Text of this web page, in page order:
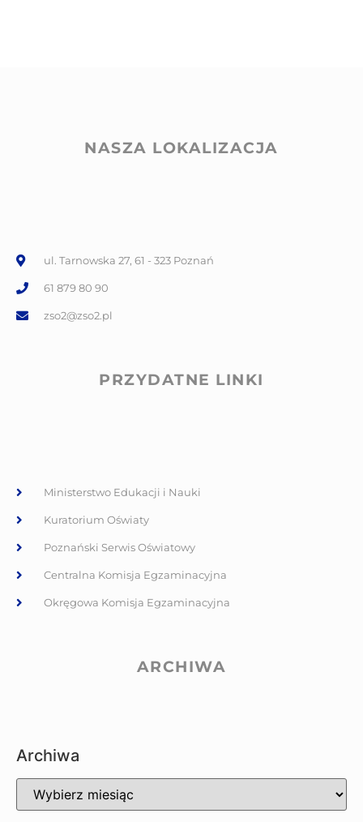
NASZA LOKALIZACJA
ul. Tarnowska 27, 61 - 323 Poznań
61 879 80 90
zso2@zso2.pl
PRZYDATNE LINKI
Ministerstwo Edukacji i Nauki
Kuratorium Oświaty
Poznański Serwis Oświatowy
Centralna Komisja Egzaminacyjna
Okręgowa Komisja Egzaminacyjna
ARCHIWA
Archiwa